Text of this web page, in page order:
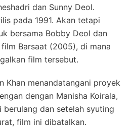
dan Sunny Deol.
pada 1991. Akan tetapi
bersama Bobby Deol dan
Barsaat (2005), di mana
film tersebut.
Khan menandatangani proyek
dengan Manisha Koirala,
berulang dan setelah syuting
film ini dibatalkan.